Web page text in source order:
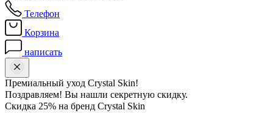
Телефон
Корзина
написать
Премиальный уход Crystal Skin!
Поздравляем! Вы нашли секретную скидку.
Скидка 25% на бренд Crystal Skin